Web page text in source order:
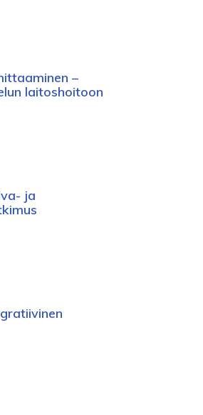
–
laitoshoitoon
ja